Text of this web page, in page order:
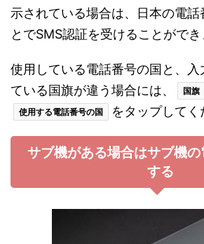
示されている場合は、日本の電話
とでSMS認証を受けることができ
使用している電話番号の国と、
ている国旗が違う場合には、
国旗
使用する電話番号の国 をタップしてく
サブ機がある場合はサブ機
する